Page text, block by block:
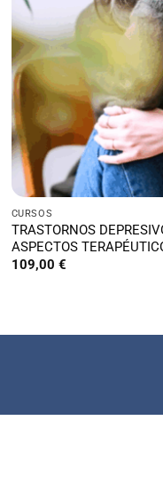
CURSOS
TRASTORNOS
ASPECTOS
109,00 €